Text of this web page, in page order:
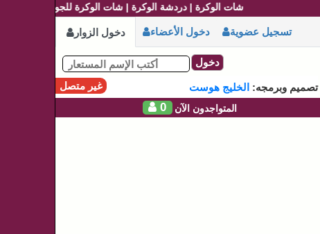
شات الوكرة | دردشة الوكرة | شات الوكرة للجوال
دخول الزوار دخول الأعضاء تسجيل عضوية
دخول
غير متصل
تصميم وبرمجه: الخليج هوست
0 المتواجدون الآن